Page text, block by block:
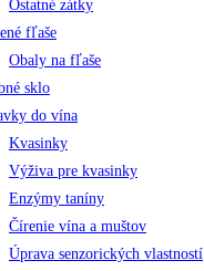
Ostatné zátky
fľaše
Obaly na fľaše
sklo
do vína
Kvasinky
Výživa pre kvasinky
Enzýmy taníny
Čírenie vína a muštov
Úprava senzorických vlastností